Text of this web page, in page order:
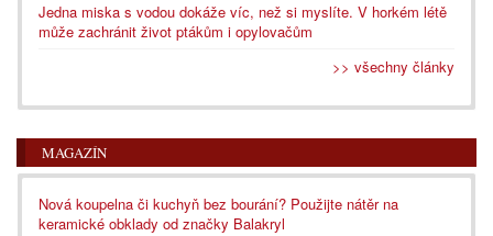
Jedna miska s vodou dokáže víc, než si myslíte. V horkém létě
může zachránit život ptákům i opylovačům
>> všechny články
MAGAZÍN
Nová koupelna či kuchyň bez bourání? Použijte nátěr na
keramické obklady od značky Balakryl